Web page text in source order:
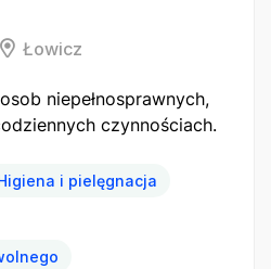
Łowicz
niepełnosprawnych,
czynnościach.
i pielęgnacja